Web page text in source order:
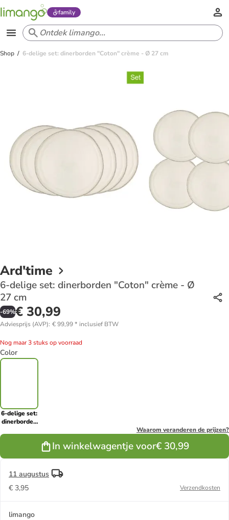
family
Shop 6-delige set: dinerborden "Coton" crème - Ø 27 cm
Ard'time
6-delige set: dinerborden "Coton" crème - Ø
27 cm
-69%€ 30,99
Adviesprijs (AVP): € 99,99* inclusief BTW
Nog maar 3 stuks op voorraad
Color
6-delige set:
dinerborden
crème - Ø 27
Waarom veranderen de prijzen?
In winkelwagentje voor€ 30,99
11 augustus
€ 3,95
Verzendkosten
limango